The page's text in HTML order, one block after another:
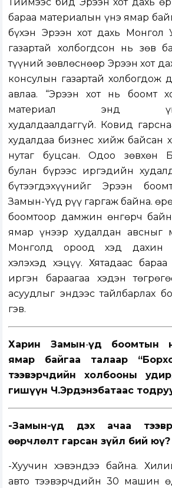
Тиймээс бид Эрээн хот дахь
бараа материалын үнэ ямар
бүхэн Эрээн хот дахь Монгол
газартай холбогдсон нь зөв
түүний зөвлөснөөр Эрээн хот
консулын газартай холбогдож
авлаа. “Эрээн хот нь боомт
материал энд
худалдаалдаггүй. Ковид
худалдаа бизнес хийж байсан
нутаг буцсан. Одоо зөвхөн
булан бүрээс иргэдийн
бүтээгдэхүүнийг Эрээн
Замын-Үүд рүү гаргаж байна.
боомтоор дамжин өнгөрч
ямар үнээр худалдан авсныг
Монголд ороод хэд дахин
хэлэхэд хэцүү. Хятадаас
иргэн бараагаа хэдэн
асуудлыг эндээс тайлбарлах
гэв.
Харин Замын-Үүд боомтын
ямар байгаа талаар
тээвэрчдийн холбооны
гишүүн Ч.Эрдэнэбатаас
-Замын-Үүд дэх ачаа
өөрчлөлт гарсан зүйл бий юү?
-Хуучин хэвэндээ байна.
авто тээвэрчдийн 30 машин